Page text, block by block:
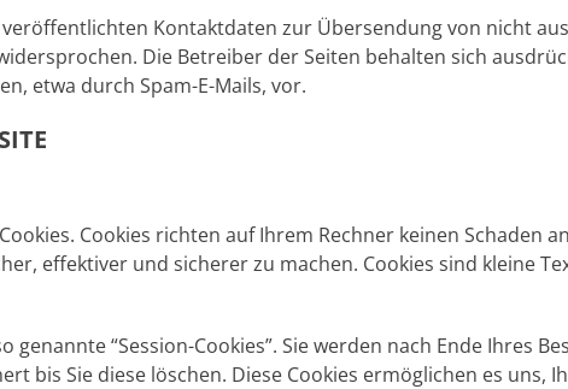
Kontaktdaten zur Übersendung von nicht
Die Betreiber der Seiten behalten sich
etwa durch Spam-E-Mails, vor.
Cookies richten auf Ihrem Rechner keinen Schaden
effektiver und sicherer zu machen. Cookies sind kleine
“Session-Cookies”. Sie werden nach Ende Ihres
bis Sie diese löschen. Diese Cookies ermöglichen es uns,